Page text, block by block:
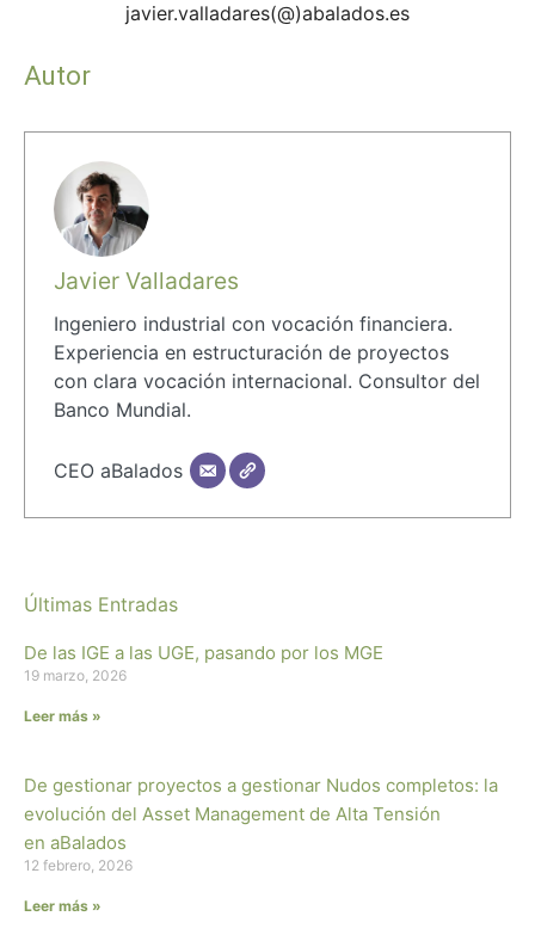
javier.valladares(@)abalados.es
Autor
Javier Valladares
Ingeniero industrial con vocación financiera.
Experiencia en estructuración de proyectos
con clara vocación internacional. Consultor del
Banco Mundial.
CEO aBalados
Últimas Entradas
De las IGE a las UGE, pasando por los MGE
19 marzo, 2026
Leer más »
De gestionar proyectos a gestionar Nudos completos: la
evolución del Asset Management de Alta Tensión
en aBalados
12 febrero, 2026
Leer más »